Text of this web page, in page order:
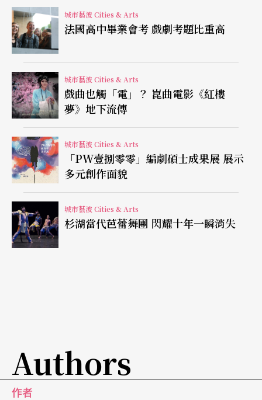
新作《野蠻人》受邀至「外交事務」演出，只演出
一場，觀眾反應熱烈。謝克特鍾愛巴洛克音樂，
《野蠻人》大量使用巴洛克音樂，配上電子音樂與
大量旁白，舞台燈光非常戲劇化，群舞盛大炫目，
肢體外放誇張，分為三部的舞作是編舞家對於群體
文化的誇飾，極受到觀眾喜愛。
《野蠻人》如曾訪台演出的《政治媽媽》
other，乘載的創作意念清晰，觀眾很容易抓到謝克
特的意圖。《野蠻人》音樂吵雜，編舞語彙熱鬧幾
乎沒有冷場，宛如搖滾演唱會，為「外交事務」藝
術節劃下喧嘩句點。
城市藝波 Cities & Arts
法國高中畢業會考 戲劇考題比重高
城市藝波 Cities & Arts
戲曲也觸「電」？ 崑曲電影《紅樓
夢》地下流傳
城市藝波 Cities & Arts
「PW壹捌零零」編劇碩士成果展 展示
多元創作面貌
城市藝波 Cities & Arts
杉湖當代芭蕾舞團 閃耀十年一瞬消失
Authors
作者